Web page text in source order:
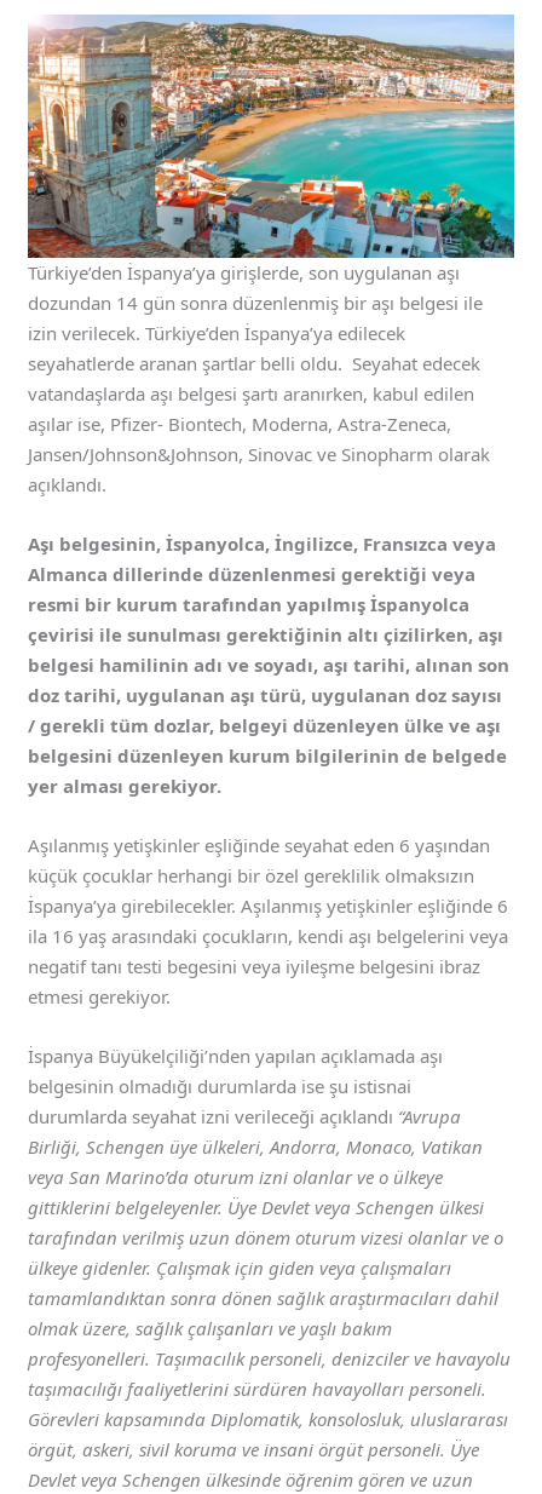
Türkiye’den İspanya’ya girişlerde, son uygulanan aşı
dozundan 14 gün sonra düzenlenmiş bir aşı belgesi ile
izin verilecek. Türkiye’den İspanya’ya edilecek
seyahatlerde aranan şartlar belli oldu. Seyahat edecek
vatandaşlarda aşı belgesi şartı aranırken, kabul edilen
aşılar ise, Pfizer- Biontech, Moderna, Astra-Zeneca,
Jansen/Johnson&Johnson, Sinovac ve Sinopharm olarak
açıklandı.
Aşı belgesinin, İspanyolca, İngilizce, Fransızca veya
Almanca dillerinde düzenlenmesi gerektiği veya
resmi bir kurum tarafından yapılmış İspanyolca
çevirisi ile sunulması gerektiğinin altı çizilirken, aşı
belgesi hamilinin adı ve soyadı, aşı tarihi, alınan son
doz tarihi, uygulanan aşı türü, uygulanan doz sayısı
/ gerekli tüm dozlar, belgeyi düzenleyen ülke ve aşı
belgesini düzenleyen kurum bilgilerinin de belgede
yer alması gerekiyor.
Aşılanmış yetişkinler eşliğinde seyahat eden 6 yaşından
küçük çocuklar herhangi bir özel gereklilik olmaksızın
İspanya’ya girebilecekler. Aşılanmış yetişkinler eşliğinde 6
ila 16 yaş arasındaki çocukların, kendi aşı belgelerini veya
negatif tanı testi begesini veya iyileşme belgesini ibraz
etmesi gerekiyor.
İspanya Büyükelçiliği’nden yapılan açıklamada aşı
belgesinin olmadığı durumlarda ise şu istisnai
durumlarda seyahat izni verileceği açıklandı “Avrupa
Birliği, Schengen üye ülkeleri, Andorra, Monaco, Vatikan
veya San Marino’da oturum izni olanlar ve o ülkeye
gittiklerini belgeleyenler. Üye Devlet veya Schengen ülkesi
tarafından verilmiş uzun dönem oturum vizesi olanlar ve o
ülkeye gidenler. Çalışmak için giden veya çalışmaları
tamamlandıktan sonra dönen sağlık araştırmacıları dahil
olmak üzere, sağlık çalışanları ve yaşlı bakım
profesyonelleri. Taşımacılık personeli, denizciler ve havayolu
taşımacılığı faaliyetlerini sürdüren havayolları personeli.
Görevleri kapsamında Diplomatik, konsolosluk, uluslararası
örgüt, askeri, sivil koruma ve insani örgüt personeli. Üye
Devlet veya Schengen ülkesinde öğrenim gören ve uzun